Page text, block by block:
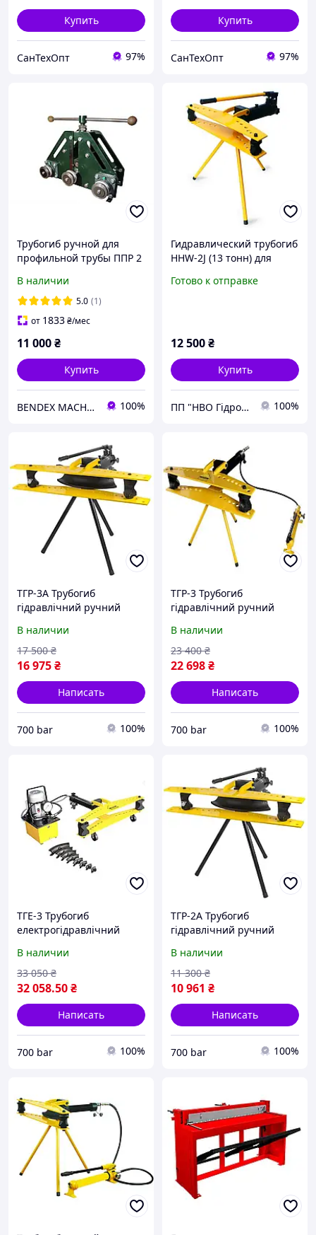
Купить
СанТехОпт 97%
Купить
СанТехОпт 97%
Трубогиб ручной для
профильной трубы ППР 2
В наличии
5.0 (1)
от 1833₴/мес
11 000₴
Купить
BENDEX MACHINES 100%
Гидравлический трубогиб
HHW-2J (13 тонн) для
Готово к отправке
12 500₴
Купить
ПП "НВО Гідромаш-1" 100%
ТГР-3А Трубогиб
гідравлічний ручний
В наличии
16 975₴
17 500 ₴
Написать
700 bar 100%
ТГР-3 Трубогиб
гідравлічний ручний
В наличии
22 698₴
23 400 ₴
Написать
700 bar 100%
ТГЕ-3 Трубогиб
електрогідравлічний
В наличии
32 058.50₴
33 050 ₴
Написать
700 bar 100%
ТГР-2А Трубогиб
гідравлічний ручний
В наличии
10 961 ₴
11 300 ₴
Написать
700 bar 100%